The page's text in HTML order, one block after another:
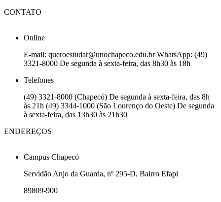
CONTATO
Online
E-mail: queroestudar@unochapeco.edu.br WhatsApp: (49)
3321-8000 De segunda à sexta-feira, das 8h30 às 18h
Telefones
(49) 3321-8000 (Chapecó) De segunda à sexta-feira, das 8h
às 21h (49) 3344-1000 (São Lourenço do Oeste) De segunda
à sexta-feira, das 13h30 às 21h30
ENDEREÇOS
Campus Chapecó
Servidão Anjo da Guarda, nº 295-D, Bairro Efapi
89809-900